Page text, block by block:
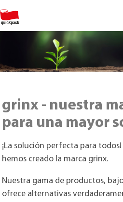
grinx - nuestra
para una mayor
¡La solución perfecta para
hemos creado la marca grinx.
Nuestra gama de productos,
ofrece alternativas